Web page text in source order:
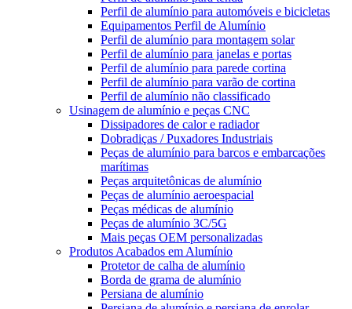
Perfil de alumínio para automóveis e bicicletas
Equipamentos Perfil de Alumínio
Perfil de alumínio para montagem solar
Perfil de alumínio para janelas e portas
Perfil de alumínio para parede cortina
Perfil de alumínio para varão de cortina
Perfil de alumínio não classificado
Usinagem de alumínio e peças CNC
Dissipadores de calor e radiador
Dobradiças / Puxadores Industriais
Peças de alumínio para barcos e embarcações
marítimas
Peças arquitetônicas de alumínio
Peças de alumínio aeroespacial
Peças médicas de alumínio
Peças de alumínio 3C/5G
Mais peças OEM personalizadas
Produtos Acabados em Alumínio
Protetor de calha de alumínio
Borda de grama de alumínio
Persiana de alumínio